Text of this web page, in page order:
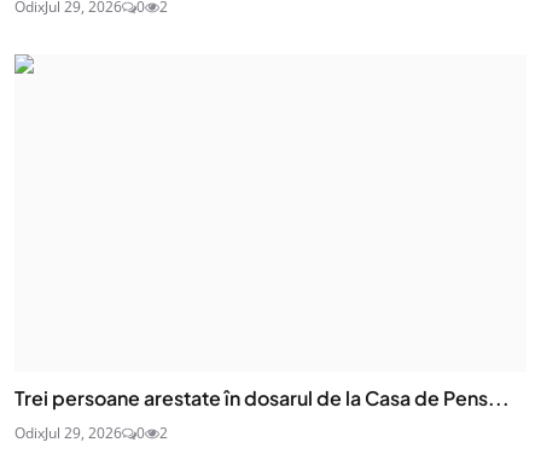
OdixJul 29, 2026 0 2
Trei persoane arestate în dosarul de la Casa de Pens...
OdixJul 29, 2026 0 2